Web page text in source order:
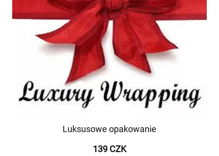
Luksusowe opakowanie
139 CZK